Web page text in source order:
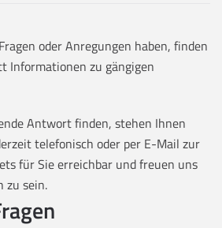
oder Anregungen haben, finden
Informationen zu gängigen
Antwort finden, stehen Ihnen
telefonisch oder per E-Mail zur
für Sie erreichbar und freuen uns
zu sein.